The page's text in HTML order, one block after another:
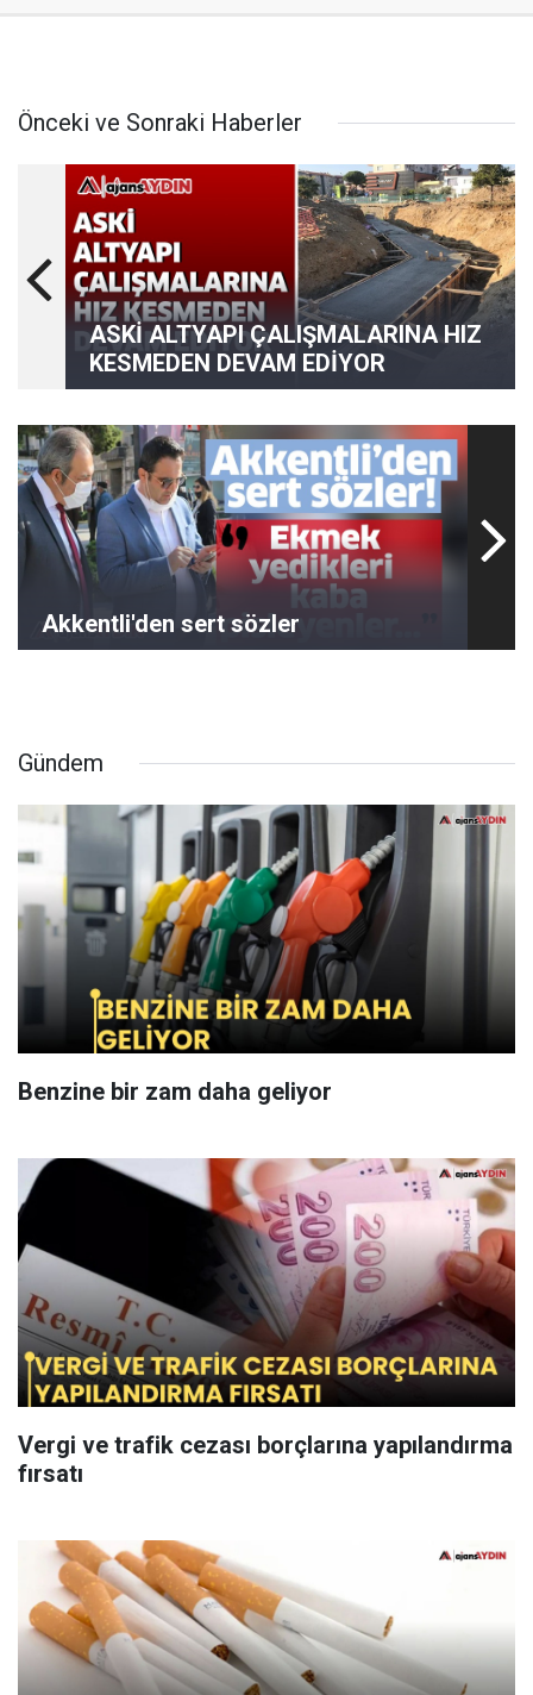
Önceki ve Sonraki Haberler
ASKİ ALTYAPI ÇALIŞMALARINA HIZ
KESMEDEN DEVAM EDİYOR
Akkentli'den sert sözler
Gündem
Benzine bir zam daha geliyor
Vergi ve trafik cezası borçlarına yapılandırma
fırsatı